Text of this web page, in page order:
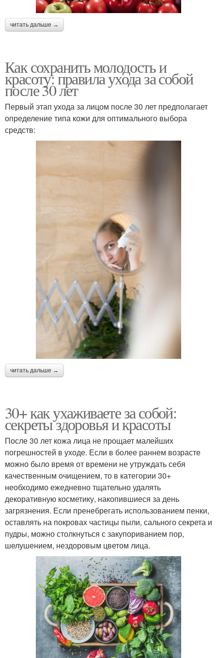
читать дальше →
Как сохранить молодость и
красоту: правила ухода за собой
после 30 лет
Первый этап ухода за лицом после 30 лет предполагает
определение типа кожи для оптимального выбора
средств:
читать дальше →
30+ как ухаживаете за собой:
секреты здоровья и красоты
После 30 лет кожа лица не прощает малейших
погрешностей в уходе. Если в более раннем возрасте
можно было время от времени не утруждать себя
качественным очищением, то в категории 30+
необходимо ежедневно тщательно удалять
декоративную косметику, накопившиеся за день
загрязнения. Если пренебрегать использованием пенки,
оставлять на покровах частицы пыли, сального секрета и
пудры, можно столкнуться с закупориванием пор,
шелушением, нездоровым цветом лица.